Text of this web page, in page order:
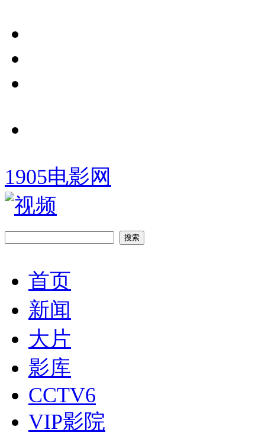
1905电影网
首页
新闻
大片
影库
CCTV6
VIP影院